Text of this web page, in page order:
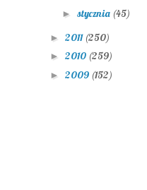
► stycznia (45)
► 2011 (250)
► 2010 (259)
► 2009 (152)